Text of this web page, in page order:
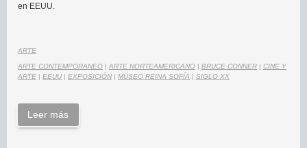
en EEUU.
ARTE
ARTE CONTEMPORANEO ARTE NORTEAMERICANO BRUCE CONNER
CINE Y
ARTE
EEUU EXPOSICIÓN MUSEO REINA SOFÍA SIGLO XX
Leer más